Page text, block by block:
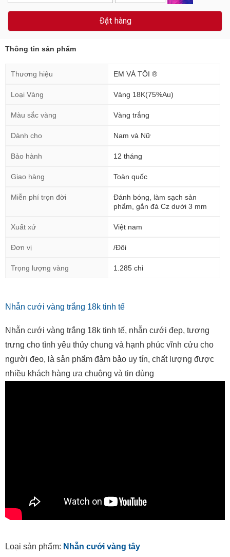
Đặt hàng
Thông tin sản phẩm
Thương hiệu EM VÀ TÔI ®
Loại Vàng Vàng 18K(75%Au)
Màu sắc vàng Vàng trắng
Dành cho Nam và Nữ
Bảo hành 12 tháng
Giao hàng Toàn quốc
Miễn phí trọn đời
Đánh bóng, làm sạch sản
phẩm, gắn đá Cz dưới 3 mm
Xuất xứ Việt nam
Đơn vị /Đôi
Trọng lượng vàng 1.285 chỉ
Nhẫn cưới vàng trắng 18k tinh tế
Nhẫn cưới vàng trắng 18k tinh tế, nhẫn cưới đẹp, tượng
trưng cho tình yêu thủy chung và hạnh phúc vĩnh cửu cho
người đeo, là sản phẩm đảm bảo uy tín, chất lượng được
nhiều khách hàng ưa chuộng và tin dùng
Loại sản phẩm: Nhẫn cưới vàng tây